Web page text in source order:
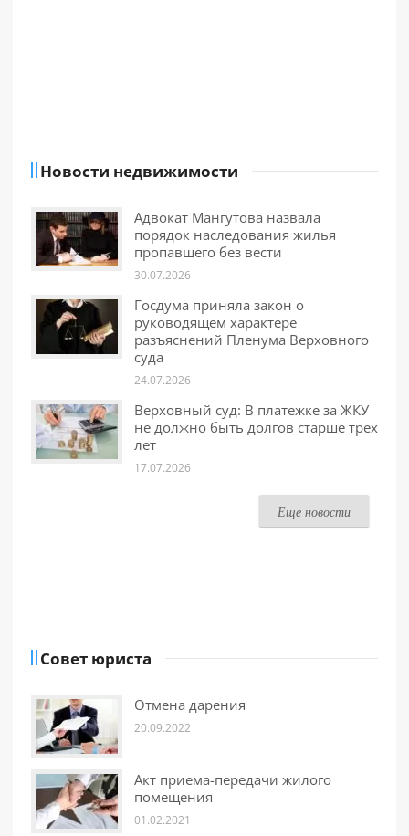
Новости недвижимости
Адвокат Мангутова назвала
порядок наследования жилья
пропавшего без вести
30.07.2026
Госдума приняла закон о
руководящем характере
разъяснений Пленума Верховного
суда
24.07.2026
Верховный суд: В платежке за ЖКУ
не должно быть долгов старше трех
лет
17.07.2026
Еще новости
Совет юриста
Отмена дарения
20.09.2022
Акт приема-передачи жилого
помещения
01.02.2021